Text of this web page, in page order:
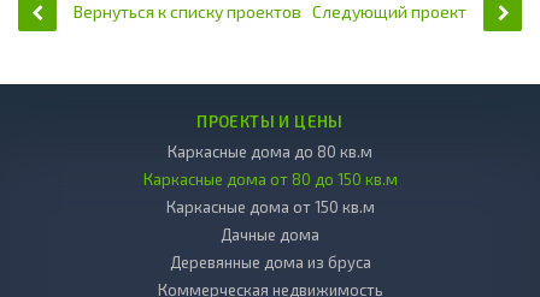
Вернуться к списку проектов Следующий проект
ПРОЕКТЫ И ЦЕНЫ
Каркасные дома до 80 кв.м
Каркасные дома от 80 до 150 кв.м
Каркасные дома от 150 кв.м
Дачные дома
Деревянные дома из бруса
Коммерческая недвижимость